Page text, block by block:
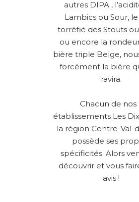
autres DIPA ,
Lambics ou Sour,
torréfié des Stouts
ou encore la
bière triple Belge,
forcément la bière
ravira.
Chacun de nos
établissements Les
la région Centre-Val-
possède ses
spécificités. Alors
découvrir et vous
avis !